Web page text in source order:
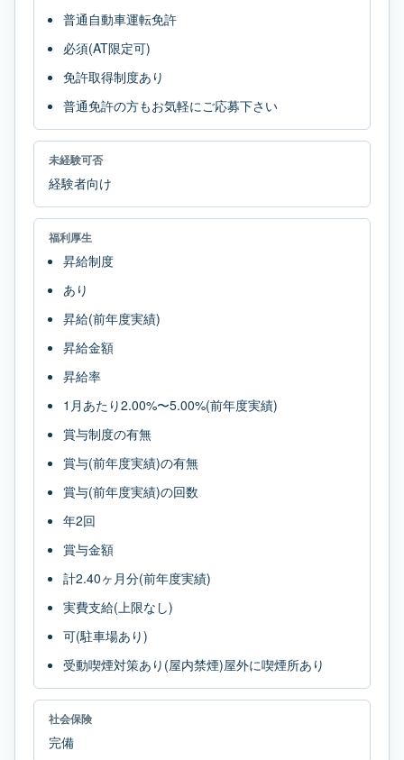
普通自動車運転免許
必須(AT限定可)
免許取得制度あり
普通免許の方もお気軽にご応募下さい
未経験可否
経験者向け
福利厚生
昇給制度
あり
昇給(前年度実績)
昇給金額
昇給率
1月あたり2.00%〜5.00%(前年度実績)
賞与制度の有無
賞与(前年度実績)の有無
賞与(前年度実績)の回数
年2回
賞与金額
計2.40ヶ月分(前年度実績)
実費支給(上限なし)
可(駐車場あり)
受動喫煙対策あり(屋内禁煙)屋外に喫煙所あり
社会保険
完備